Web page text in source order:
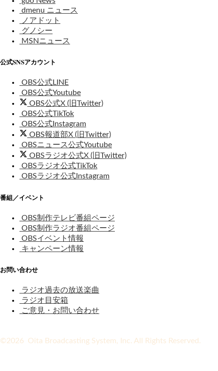
dmenu ニュース
ノアドット
グノシー
MSNニュース
公式SNSアカウント
OBS公式LINE
OBS公式Youtube
OBS公式X (旧Twitter)
OBS公式TikTok
OBS公式Instagram
OBS報道部X (旧Twitter)
OBSニュース公式Youtube
OBSラジオ公式X (旧Twitter)
OBSラジオ公式TikTok
OBSラジオ公式Instagram
番組／イベント
OBS制作テレビ番組ページ
OBS制作ラジオ番組ページ
OBSイベント情報
キャンペーン情報
お問い合わせ
ラジオ過去の放送楽曲
ラジオ目安箱
ご意見・お問い合わせ
©2026 Oita Broadcasting System, Inc. All Rights Reserved.